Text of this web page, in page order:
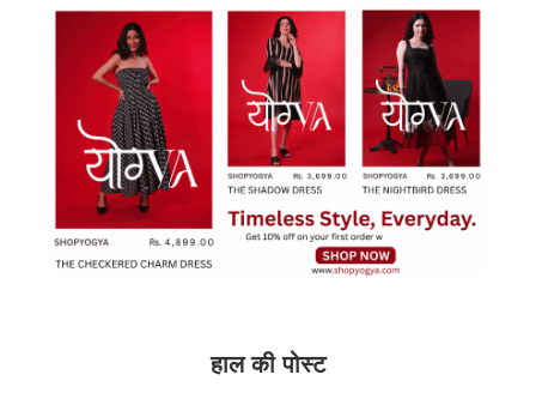
हाल की पोस्ट